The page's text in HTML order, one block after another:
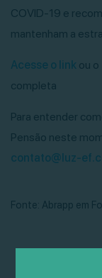
COVID-19 e
mantenham a
Acesse o link ou o
completa
Para entender
Pensão neste
contato@luz-
Fonte: Abrapp em